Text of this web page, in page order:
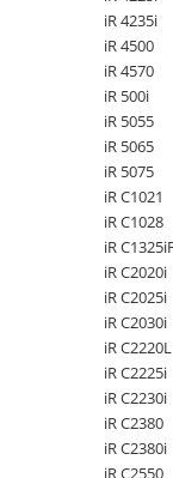
Coolere CPU
Ventilatoare
Pasta termica
Placi video
SSD-uri externe
Hard disk-uri
Card reader
Placi captura
Adaptoare PCI /
Periferice PC
iR 4235i
iR 4500
iR 4570
iR 500i
iR 5055
iR 5065
iR 5075
iR C1021
iR C1028
iR
iR C2020i
iR C2025i
iR C2030i
iR C2220L
iR C2225i
iR C2230i
iR C2380
iR C2380i
iR C2550